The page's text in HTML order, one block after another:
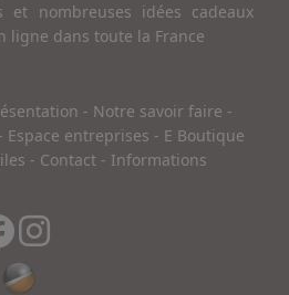
et nombreuses idées cadeaux
ligne dans toute la France
- Notre savoir faire -
- Espace entreprises - E Boutique
- Contact - Informations